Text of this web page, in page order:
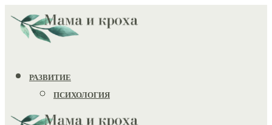
РАЗВИТИЕ
ПСИХОЛОГИЯ
ИГРУШКИ